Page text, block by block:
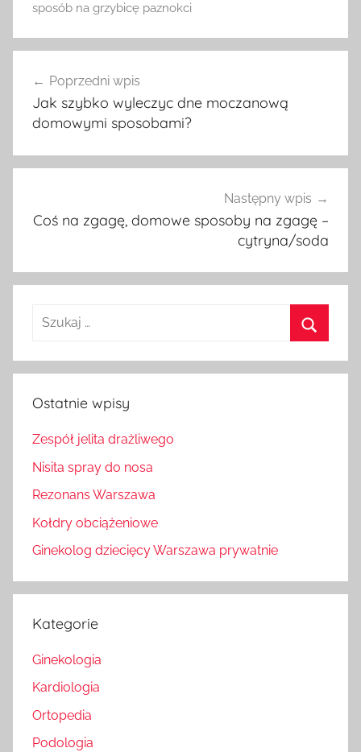
sposób na grzybicę paznokci
wpisu
Poprzedni wpis
Jak szybko wyleczyc dne moczanową
domowymi sposobami?
Następny wpis
Coś na zgagę, domowe sposoby na zgagę –
cytryna/soda
Szukaj:
Ostatnie wpisy
Zespół jelita drażliwego
Nisita spray do nosa
Rezonans Warszawa
Kołdry obciążeniowe
Ginekolog dziecięcy Warszawa prywatnie
Kategorie
Ginekologia
Kardiologia
Ortopedia
Podologia